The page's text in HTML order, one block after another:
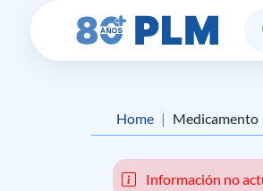
Home Medicamento
Información no